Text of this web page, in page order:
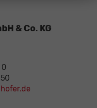
& Co. KG